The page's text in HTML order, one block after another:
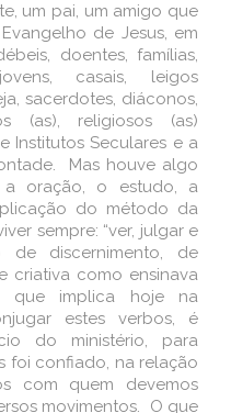
um pai, um amigo que
de Jesus, em
doentes, famílias,
casais, leigos
sacerdotes, diáconos,
(as), religiosos (as)
Institutos Seculares e a
Mas houve algo
a oração, o estudo, a
do método da
sempre: “ver, julgar e
de discernimento, de
criativa como ensinava
que implica hoje na
estes verbos, é
do ministério, para
foi confiado, na relação
com quem devemos
movimentos. O que